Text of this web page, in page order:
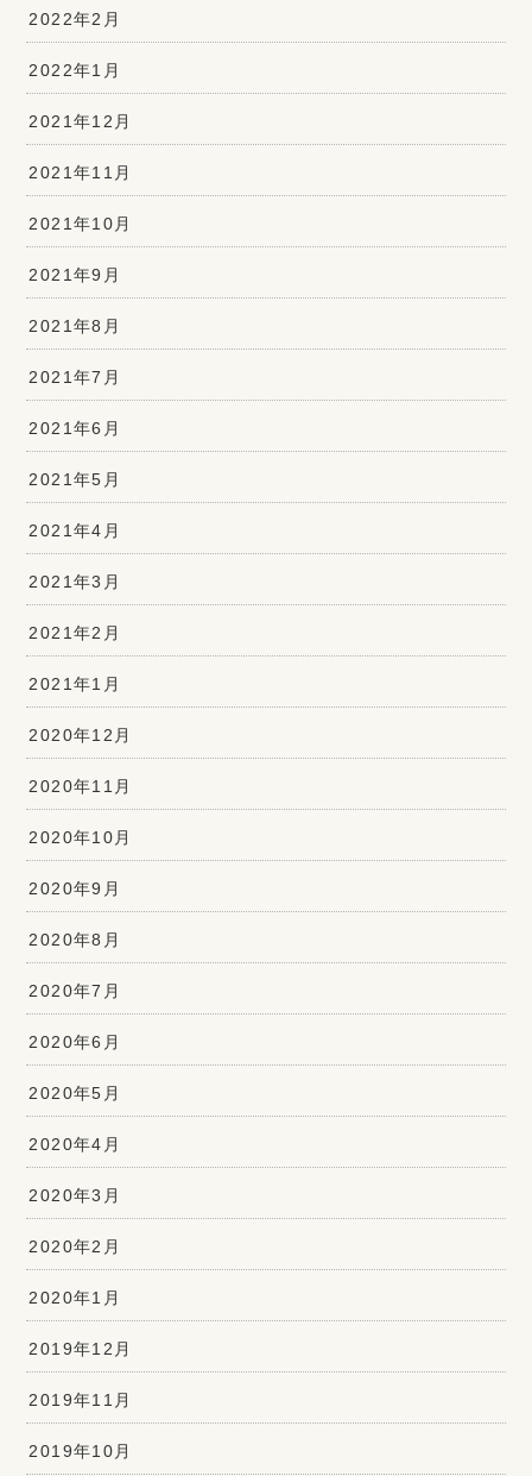
2022年2月
2022年1月
2021年12月
2021年11月
2021年10月
2021年9月
2021年8月
2021年7月
2021年6月
2021年5月
2021年4月
2021年3月
2021年2月
2021年1月
2020年12月
2020年11月
2020年10月
2020年9月
2020年8月
2020年7月
2020年6月
2020年5月
2020年4月
2020年3月
2020年2月
2020年1月
2019年12月
2019年11月
2019年10月